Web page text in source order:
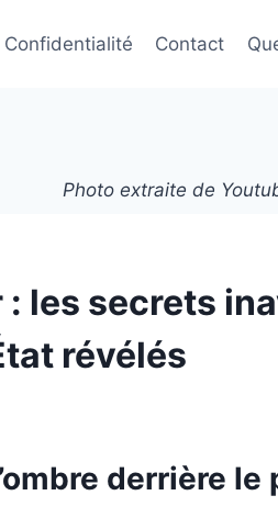
Confidentialité Contact
Photo extraite de
les secrets
révélés
derrière le